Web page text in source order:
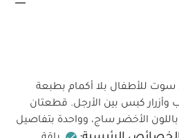
لطيفة من 5 بودي سوت للأطفال بلا أكمام بطبعة
وأزرار كبس بين الأرجل. قطعتان
الأخضر ساج، وواحدة بتفاصيل